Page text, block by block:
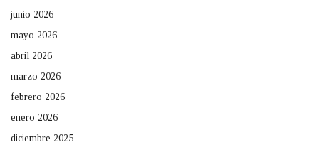
junio 2026
mayo 2026
abril 2026
marzo 2026
febrero 2026
enero 2026
diciembre 2025